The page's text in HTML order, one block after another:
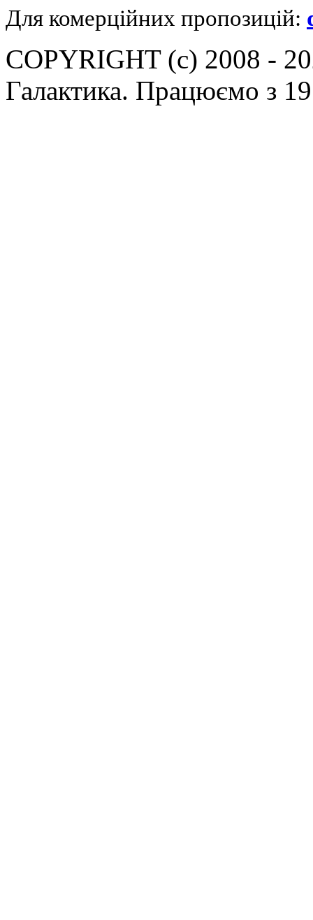
Для комерційних пропозицій:
COPYRIGHT (c) 2008 -
Галактика. Працюємо з